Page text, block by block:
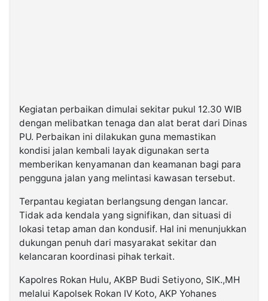
Kegiatan perbaikan dimulai sekitar pukul 12.30 WIB
dengan melibatkan tenaga dan alat berat dari Dinas
PU. Perbaikan ini dilakukan guna memastikan
kondisi jalan kembali layak digunakan serta
memberikan kenyamanan dan keamanan bagi para
pengguna jalan yang melintasi kawasan tersebut.
Terpantau kegiatan berlangsung dengan lancar.
Tidak ada kendala yang signifikan, dan situasi di
lokasi tetap aman dan kondusif. Hal ini menunjukkan
dukungan penuh dari masyarakat sekitar dan
kelancaran koordinasi pihak terkait.
Kapolres Rokan Hulu, AKBP Budi Setiyono, SIK.,MH
melalui Kapolsek Rokan IV Koto, AKP Yohanes